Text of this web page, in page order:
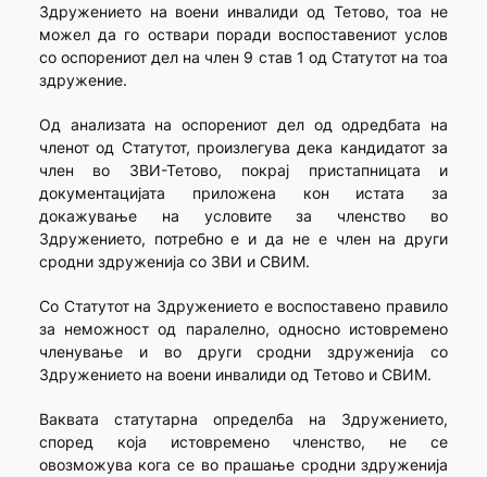
Здружението на воени инвалиди од Тетово, тоа не
можел да го оствари поради воспоставениот услов
со оспорениот дел на член 9 став 1 од Статутот на тоа
здружение.
Од анализата на оспорениот дел од одредбата на
членот од Статутот, произлегува дека кандидатот за
член во ЗВИ-Тетово, покрај пристапницата и
документацијата приложена кон истата за
докажување на условите за членство во
Здружението, потребно е и да не е член на други
сродни здруженија со ЗВИ и СВИМ.
Со Статутот на Здружението е воспоставено правило
за неможност од паралелно, односно истовремено
членување и во други сродни здруженија со
Здружението на воени инвалиди од Тетово и СВИМ.
Ваквата статутарна определба на Здружението,
според која истовремено членство, не се
овозможува кога се во прашање сродни здруженија